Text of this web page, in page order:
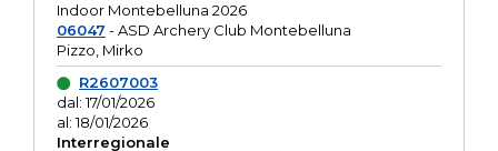
Indoor Montebelluna 2026
06047 - ASD Archery Club Montebelluna
Pizzo, Mirko
R2607003
dal: 17/01/2026
al: 18/01/2026
Interregionale